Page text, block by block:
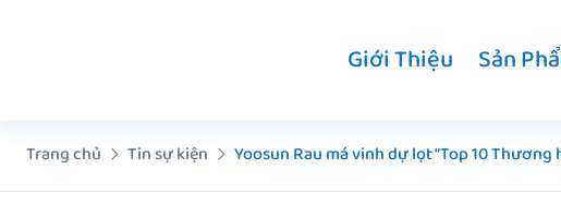
Giới Thiệu Sản
Trang chủ Tin sự kiện Yoosun Rau má vinh dự lọt “Top 10 Thương